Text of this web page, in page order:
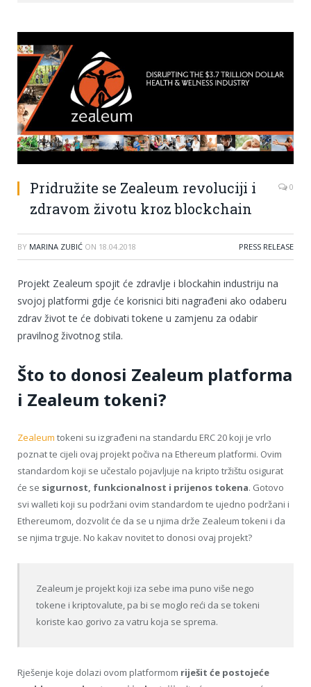
Pridružite se Zealeum revoluciji i
zdravom životu kroz blockchain
0
BY MARINA ZUBIĆ ON 18.04.2018 PRESS RELEASE
Projekt Zealeum spojit će zdravlje i blockahin industriju na
svojoj platformi gdje će korisnici biti nagrađeni ako odaberu
zdrav život te će dobivati tokene u zamjenu za odabir
pravilnog životnog stila.
Što to donosi Zealeum platforma
i Zealeum tokeni?
Zealeum tokeni su izgrađeni na standardu ERC 20 koji je vrlo
poznat te cijeli ovaj projekt počiva na Ethereum platformi. Ovim
standardom koji se učestalo pojavljuje na kripto tržištu osigurat
će se sigurnost, funkcionalnost i prijenos tokena. Gotovo
svi walleti koji su podržani ovim standardom te ujedno podržani i
Ethereumom, dozvolit će da se u njima drže Zealeum tokeni i da
se njima trguje. No kakav novitet to donosi ovaj projekt?
Zealeum je projekt koji iza sebe ima puno više nego
tokene i kriptovalute, pa bi se moglo reći da se tokeni
koriste kao gorivo za vatru koja se sprema.
Rješenje koje dolazi ovom platformom riješit će postojeće